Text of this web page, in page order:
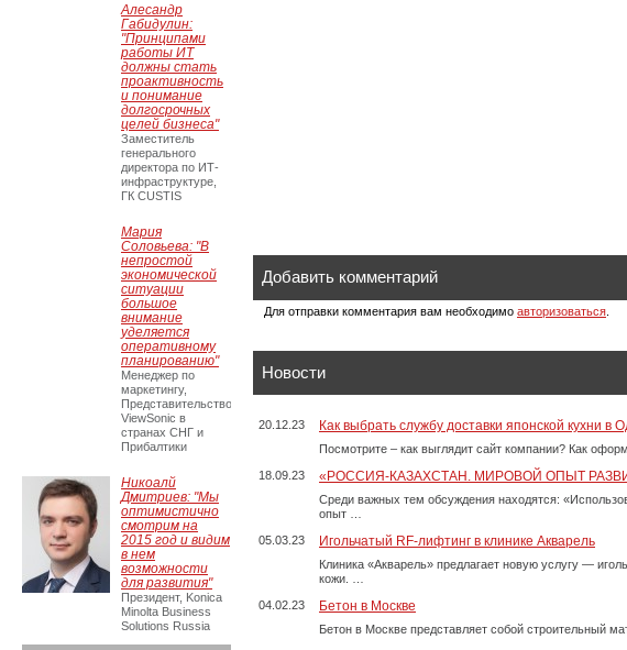
Добавить комментарий
Для отправки комментария вам необходимо авторизоваться
Новости
20.12.23 Как выбрать службу доставки японской кухни в
Посмотрите – как выглядит сайт компании? Как
18.09.23
«РОССИЯ-КАЗАХСТАН. МИРОВОЙ ОПЫТ
Среди важных тем обсуждения находятся:
опыт …
05.03.23
Игольчатый RF-лифтинг в клинике Акварель
Клиника «Акварель» предлагает новую услугу —
кожи. …
04.02.23
Бетон в Москве
Бетон в Москве представляет собой строительный
Алесандр
Габидулин:
"Принципами
работы ИТ
должны стать
проактивность
и понимание
долгосрочных
целей бизнеса"
Заместитель
генерального
директора по ИТ-
инфраструктуре,
ГК CUSTIS
Мария
Соловьева: "В
непростой
экономической
ситуации
большое
внимание
уделяется
оперативному
планированию"
Менеджер по
маркетингу,
Представительство
ViewSonic в
странах СНГ и
Прибалтики
Никоалй
Дмитриев: "Мы
оптимистично
смотрим на
2015 год и видим
в нем
возможности
для развития"
Президент, Konica
Minolta Business
Solutions Russia